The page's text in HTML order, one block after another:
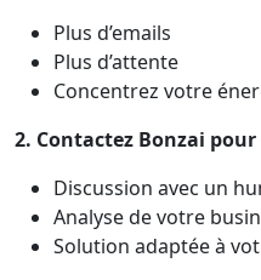
Plus d’emails
Plus d’attente
Concentrez votre
2. Contactez Bonzai
Discussion avec un
Analyse de votre
Solution adaptée à